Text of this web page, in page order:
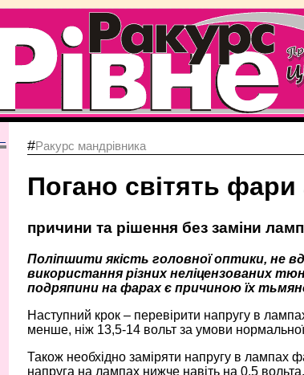
#Ракурс мандрівника
Погано світять
причини та рішення без заміни
Поліпшити якість головної оптики, не
використання різних неліцензованих
подряпини на фарах є причиною їх
Наступний крок – перевірити напругу в
менше, ніж 13,5-14 вольт за умови
Також необхідно заміряти напругу в лампах
напруга на лампах нижче навіть на 0,5